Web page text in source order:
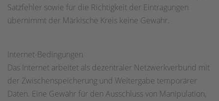
Satzfehler sowie für die Richtigkeit der Eintragungen
übernimmt der Märkische Kreis keine Gewähr.
Internet-Bedingungen
Das Internet arbeitet als dezentraler Netzwerkverbund mit
der Zwischenspeicherung und Weitergabe temporärer
Daten. Eine Gewähr für den Ausschluss von Manipulation,